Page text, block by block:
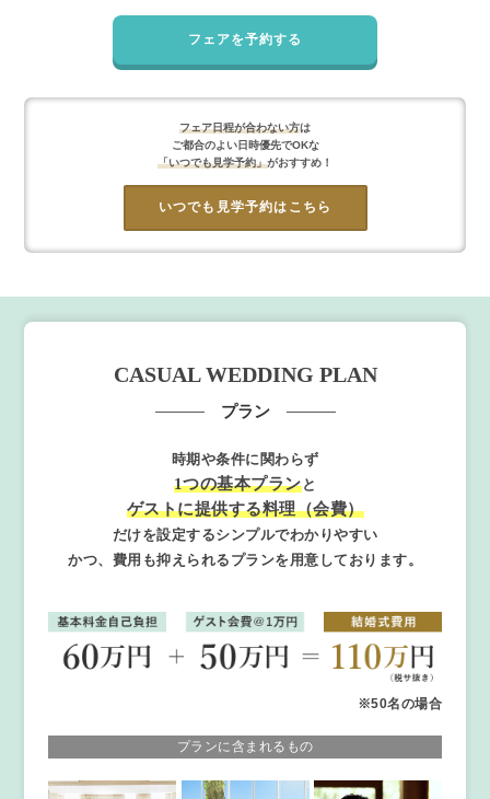
フェアを予約する
フェア日程が合わない方は
ご都合のよい日時優先でOKな
「いつでも見学予約」がおすすめ！
いつでも見学予約はこちら
CASUAL WEDDING PLAN
プラン
時期や条件に関わらず
1つの基本プランと
ゲストに提供する料理（会費）
だけを設定するシンプルでわかりやすい
かつ、費用も抑えられるプランを用意しております。
※50名の場合
プランに含まれるもの